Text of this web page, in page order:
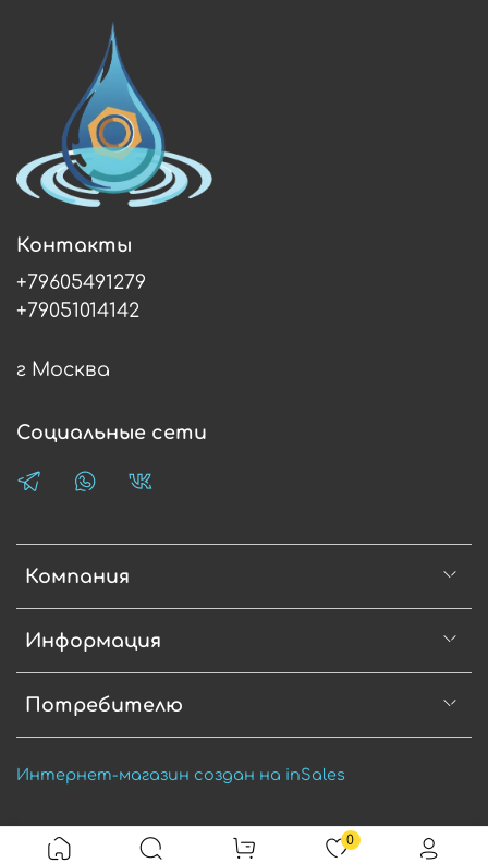
Компания
Информация
Потребителю
Контакты
+79605491279
+79051014142
г Москва
Социальные сети
Интернет-магазин создан на inSales
0